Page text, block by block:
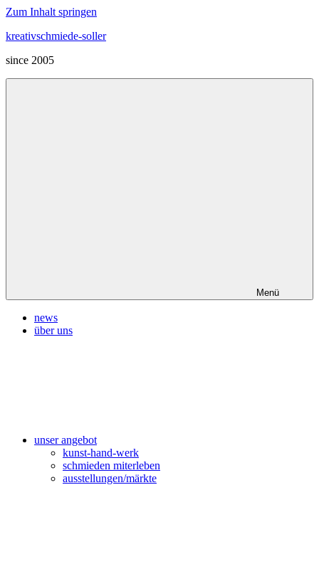
Zum Inhalt springen
kreativschmiede-soller
since 2005
Menü
news
über uns
unser angebot
kunst-hand-werk
schmieden miterleben
ausstellungen/märkte